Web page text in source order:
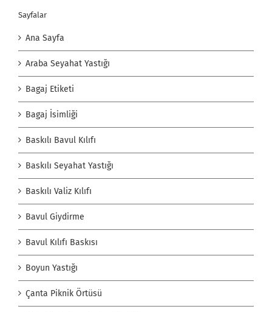
Sayfalar
Ana Sayfa
Araba Seyahat Yastığı
Bagaj Etiketi
Bagaj İsimliği
Baskılı Bavul Kılıfı
Baskılı Seyahat Yastığı
Baskılı Valiz Kılıfı
Bavul Giydirme
Bavul Kılıfı Baskısı
Boyun Yastığı
Çanta Piknik Örtüsü